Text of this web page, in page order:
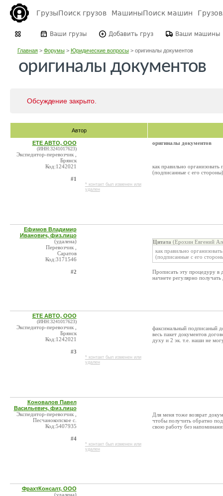
ГрузыПоиск грузов МашиныПоиск машин
Ваши грузы Добавить груз Ваши машины
Главная> Форумы> Юридические вопросы> оригиналы документов
оригиналы документов
Обсуждение закрыто.
Автор
ЕТЕ АВТО, ООО
(ИНН:3241017623)
Экспедитор-перевозчик ,
Брянск
Код:1242021
#1
* контакт был изменен или
удален
оригиналы документов
как правильно
(подписанные с его
Ефимов Владимир
Иванович, физ.лицо
(удалена)
Перевозчик ,
Саратов
Код:3171546
#2
Цитата (Ерохин Евгений
как правильно
(подписанные с его
Прописать эту процедуру в
начнете регулярно
ЕТЕ АВТО, ООО
(ИНН:3241017623)
Экспедитор-перевозчик ,
Брянск
Код:1242021
#3
* контакт был изменен или
удален
факсимальный подписаный
весь пакет документов
духу и 2 эк. т.е. наши не
Коновалов Павел
Васильевич, физ.лицо
Экспедитор-перевозчик ,
Песчанокопское с.
Код:5407935
#4
* контакт был изменен или
удален
Для меня тоже возврат
чтобы получить обратно
свою работу без
ФрахтКонсалт, ООО
(удалена)